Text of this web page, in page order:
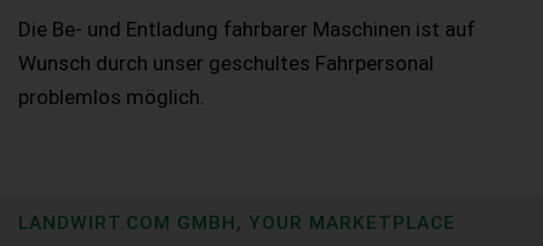
Die Be- und Entladung fahrbarer Maschinen ist auf
Wunsch durch unser geschultes Fahrpersonal
problemlos möglich.
LANDWIRT.COM GMBH, YOUR MARKETPLACE